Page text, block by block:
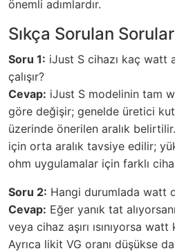
önemli adımlardır.
Sıkça Sorulan
Soru 1: iJust S cihazı kaç watt
çalışır?
Cevap: iJust S modelinin tam
göre değişir; genelde üretici
üzerinde önerilen aralık
için orta aralık tavsiye edilir;
ohm uygulamalar için farklı
Soru 2: Hangi durumlada watt
Cevap: Eğer yanık tat
veya cihaz aşırı ısınıyorsa
Ayrıca likit VG oranı düşükse